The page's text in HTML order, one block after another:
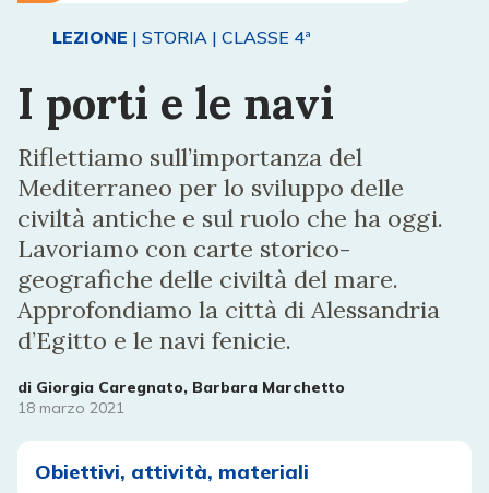
LEZIONE | STORIA | CLASSE 4ª
I porti e le navi
Riflettiamo sull’importanza del
Mediterraneo per lo sviluppo delle
civiltà antiche e sul ruolo che ha oggi.
Lavoriamo con carte storico-
geografiche delle civiltà del mare.
Approfondiamo la città di Alessandria
d’Egitto e le navi fenicie.
di Giorgia Caregnato, Barbara Marchetto
18 marzo 2021
Obiettivi, attività, materiali